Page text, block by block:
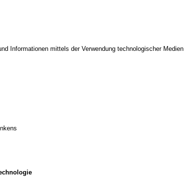
Informationen mittels der Verwendung technologischer Medien